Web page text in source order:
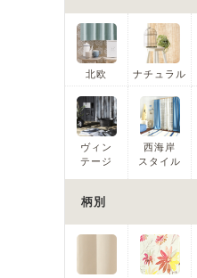
北欧 ナチュラル
ヴィン
テージ
西海岸
スタイル
柄別